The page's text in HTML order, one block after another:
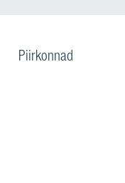
Piirkonnad